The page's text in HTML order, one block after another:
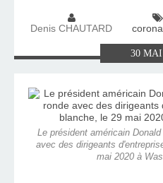
Denis CHAUTARD
30
Le président américain
avec des dirigeants
mai 2020 à